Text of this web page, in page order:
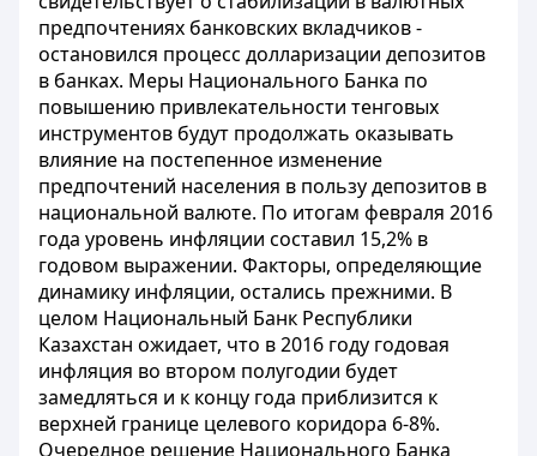
предпочтениях банковских вкладчиков -
остановился процесс долларизации депозитов
в банках. Меры Национального Банка по
повышению привлекательности тенговых
инструментов будут продолжать оказывать
влияние на постепенное изменение
предпочтений населения в пользу депозитов в
национальной валюте. По итогам февраля 2016
года уровень инфляции составил 15,2% в
годовом выражении. Факторы, определяющие
динамику инфляции, остались прежними. В
целом Национальный Банк Республики
Казахстан ожидает, что в 2016 году годовая
инфляция во втором полугодии будет
замедляться и к концу года приблизится к
верхней границе целевого коридора 6-8%.
Очередное решение Национального Банка